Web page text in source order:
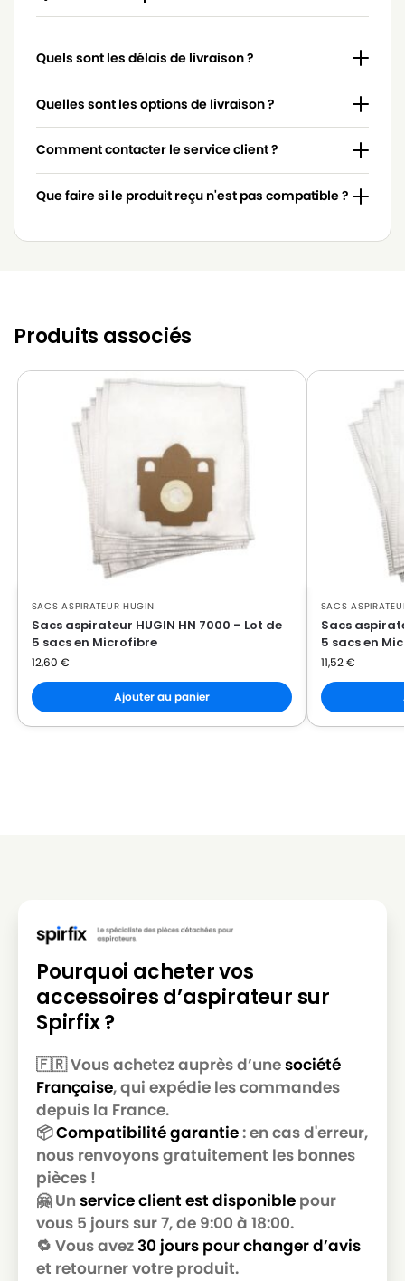
Quels sont les délais de livraison ?
Quelles sont les options de livraison ?
Comment contacter le service client ?
Que faire si le produit reçu n'est pas compatible ?
Produits associés
SACS ASPIRATEUR HUGIN
Sacs aspirateur HUGIN HN 7000 – Lot de
5 sacs en Microfibre
12,60 €
Ajouter au panier
SACS
Sacs
5 sacs en
11,52€
Pourquoi acheter vos
accessoires d’aspirateur sur
Spirfix ?
🇫🇷 Vous achetez auprès d’unesociété
Française, qui expédie les commandes
depuis la France.
📦Compatibilité garantie: en cas d'erreur,
nous renvoyons gratuitement les bonnes
pièces !
🤗 Un service client est disponible pour
vous 5 jours sur 7, de 9:00 à 18:00.
🔁 Vous avez30 jours pour changer d’avis
et retourner votre produit.